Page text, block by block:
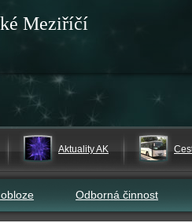
Meziříčí
Aktuality AK
Odborná činnost